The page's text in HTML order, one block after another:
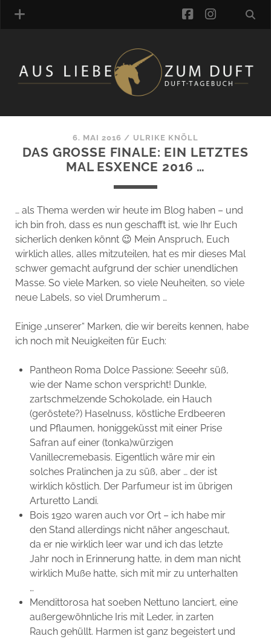
MANUFAKTUREN
DUFTNOTEN
KOMMENTARE
LINK-SAMMLUNG
ARTIKEL-ARCHIV
ONLINE-SHOP
DAS ALZD-TEAM
facebook
6. MAI 2016 / ULRIKE KNÖLL
DAS GROSSE FINALE: EIN LETZTES M
AL ESXENCE 2016 …
… als Thema werden wir heute im Blog haben – und
ich bin froh, dass es nun geschafft ist, wie Ihr Euch
sicherlich denken könnt 😉 Mein Anspruch, Euch
wirklich alles, alles mitzuteilen, hat es mir dieses Mal
schwer gemacht aufgrund der schier unendlichen
Masse. So viele Marken, so viele Neuheiten, so viele
neue Labels, so viel Drumherum …
Einige „unserer“ Marken, die wir bereits kennen, habe
ich noch mit Neuigkeiten für Euch:
Pantheon Roma Dolce Passione: Seeehr süß,
wie der Name schon verspricht! Dunkle,
zartschmelzende Schokolade, ein Hauch
(geröstete?) Haselnuss, köstliche Erdbeeren
und Pflaumen, honiggeküsst mit einer Prise
Safran auf einer (tonka)würzigen
Vanillecremebasis. Eigentlich wäre mir ein
solches Pralinchen ja zu süß, aber … der ist
wirklich köstlich. Der Parfumeur ist im übrigen
Arturetto Landi.
Bois 1920 waren auch vor Ort – ich habe mir
den Stand allerdings nicht näher angeschaut,
da er nie wirklich leer war und ich das letzte
Jahr noch in Erinnerung hatte, in dem man nicht
wirklich Muße hatte, sich mit mir zu unterhalten
…
Mendittorosa hat soeben Nettuno lanciert, eine
außergewöhnliche Iris mit Leder, in zarten
Rauch gehüllt. Harmen ist ganz begeistert und